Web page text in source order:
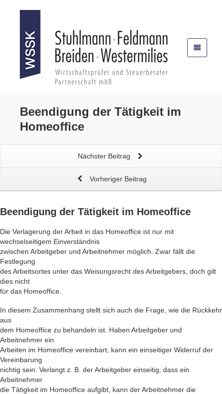
Beendigung der Tätigkeit im
Homeoffice
Nächster Beitrag
Vorheriger Beitrag
Beendigung der Tätigkeit im Homeoffice
Die Verlagerung der Arbeit in das Homeoffice ist nur mit
wechselseitigem Einverständnis
zwischen Arbeitgeber und Arbeitnehmer möglich. Zwar fällt die
Festlegung
des Arbeitsortes unter das Weisungsrecht des Arbeitgebers, doch gilt
dies nicht
für das Homeoffice.
In diesem Zusammenhang stellt sich auch die Frage, wie die Rückkehr
aus
dem Home­office zu behandeln ist. Haben Arbeitgeber und
Arbeitnehmer ein
Arbeiten im Home­office vereinbart, kann ein einseitiger Widerruf der
Vereinbarung
nichtig sein. Verlangt z. B. der Arbeitgeber einseitig, dass ein
Arbeitnehmer
die Tätigkeit im Homeoffice aufgibt, kann der Arbeitnehmer die